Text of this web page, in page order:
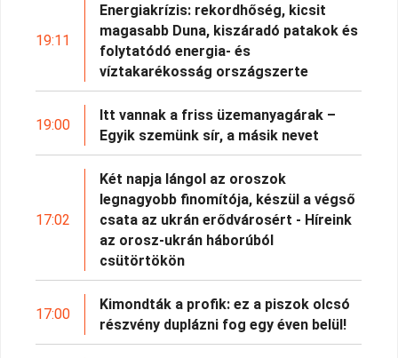
19:11
Energiakrízis: rekordhőség, kicsit
magasabb Duna, kiszáradó patakok és
folytatódó energia- és
víztakarékosság országszerte
19:00
Itt vannak a friss üzemanyagárak –
Egyik szemünk sír, a másik nevet
17:02
Két napja lángol az oroszok
legnagyobb finomítója, készül a végső
csata az ukrán erődvárosért - Híreink
az orosz-ukrán háborúból
csütörtökön
17:00
Kimondták a profik: ez a piszok olcsó
részvény duplázni fog egy éven belül!